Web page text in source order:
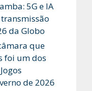
5G e IA
da Globo
que
foi um dos
de 2026